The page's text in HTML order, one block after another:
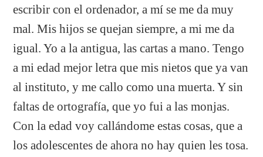
escribir con el ordenador, a mí se me da muy
mal. Mis hijos se quejan siempre, a mi me da
igual. Yo a la antigua, las cartas a mano. Tengo
a mi edad mejor letra que mis nietos que ya van
al instituto, y me callo como una muerta. Y sin
faltas de ortografía, que yo fui a las monjas.
Con la edad voy callándome estas cosas, que a
los adolescentes de ahora no hay quien les tosa.